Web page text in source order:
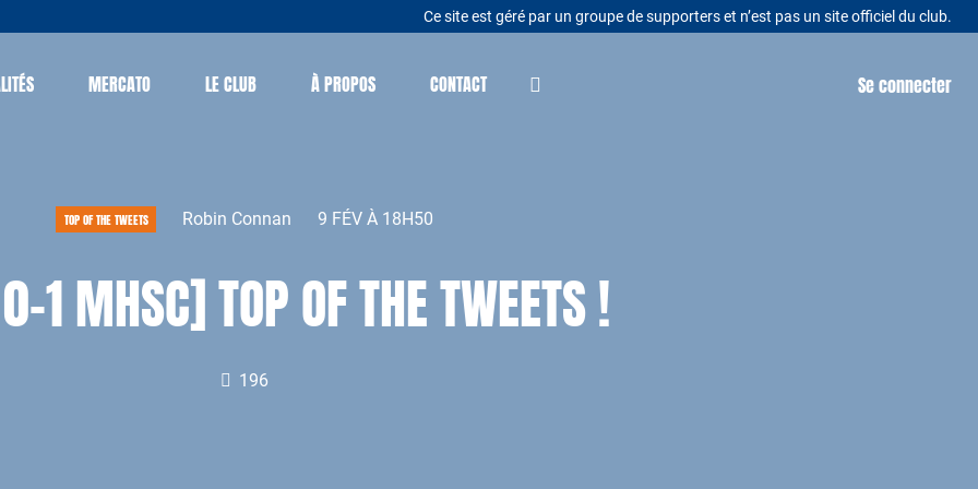
Ce site est géré par un groupe de supporters et n’est pas un site officiel du club.
MERCATO LE CLUB À PROPOS CONTACT Se connecter
TOP OF THE TWEETS Robin Connan 9 FÉV À 18H50
1 MHSC] TOP OF THE TWEETS !
196